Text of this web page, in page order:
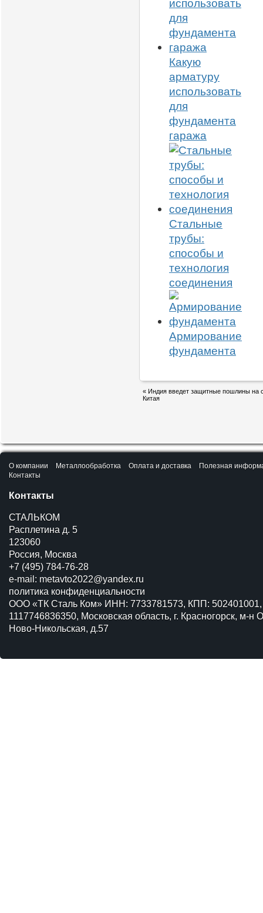
Какую
арматуру
использовать
для
фундамента
гаража
Стальные
трубы:
способы и
технология
соединения
Армирование
фундамента
« Индия введет защитные пошлины на
Китая
О компании Металлообработка Оплата и доставка
Полезная
Контакты
Контакты
СТАЛЬКОМ
Расплетина д. 5
123060
Россия, Москва
+7 (495) 784-76-28
e-mail: metavto2022@yandex.ru
политика конфиденциальности
ООО «ТК Сталь Ком» ИНН: 7733781573, КПП:
1117746836350, Московская область, г. Красногорск, м-н
Ново-Никольская, д.57